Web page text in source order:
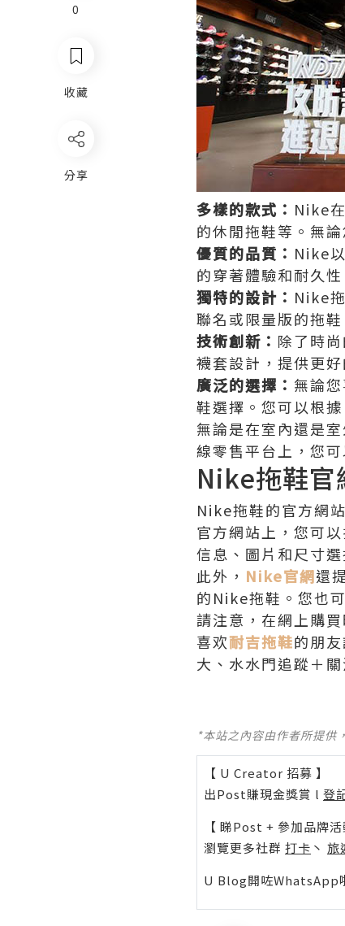
0
收藏
分享
多樣的款式： Nike
的休閒拖鞋等。無
優質的品質： Nike
的穿著體驗和耐久性
獨特的設計： Nike
聯名或限量版的拖
技術創新： 除了時
襪套設計，提供更
廣泛的選擇： 無論
鞋選擇。您可以根
無論是在室內還是
線零售平台上，您
Nike拖鞋官
Nike拖鞋的官方網
官方網站上，您可
信息、圖片和尺寸
此外， Nike官網還
的Nike拖鞋。您也
請注意，在網上購
喜欢耐吉拖鞋的朋
大、水水門追蹤＋關
*本站之內容由作者所提供
【 U Creator 招募 】
出Post賺現金獎賞 l 登
【 睇Post + 參加品牌活
瀏覽更多社群 打卡 丶 旅
U Blog開咗WhatsApp